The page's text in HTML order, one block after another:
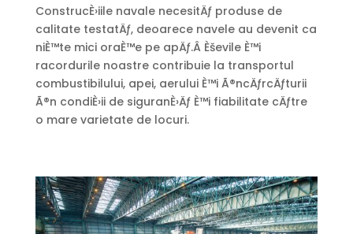
ConstrucÈ›iile navale necesitÄƒ produse de
calitate testatÄƒ, deoarece navele au devenit ca
niÈ™te mici oraÈ™e pe apÄƒ.Â Èševile È™i
racordurile noastre contribuie la transportul
combustibilului, apei, aerului È™i Ã®ncÄƒrcÄƒturii
Ã®n condiÈ›ii de siguranÈ›Äƒ È™i fiabilitate cÄƒtre
o mare varietate de locuri.